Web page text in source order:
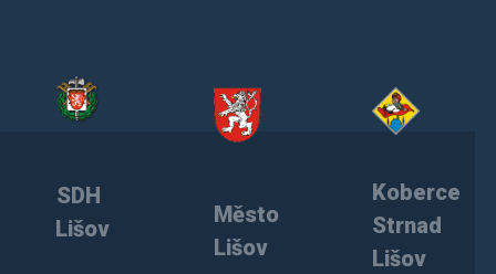
SDH
Lišov
Město
Lišov
Koberce
Strnad
Lišov